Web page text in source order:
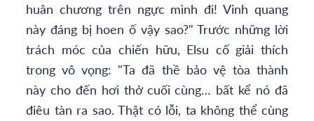
huân chương trên ngực mình đi! Vinh quang
này đáng bị hoen ố vậy sao?" Trước những lời
trách móc của chiến hữu, Elsu cố giải thích
trong vô vọng: "Ta đã thề bảo vệ tòa thành
này cho đến hơi thở cuối cùng… bất kể nó đã
điêu tàn ra sao. Thật có lỗi, ta không thể cùng